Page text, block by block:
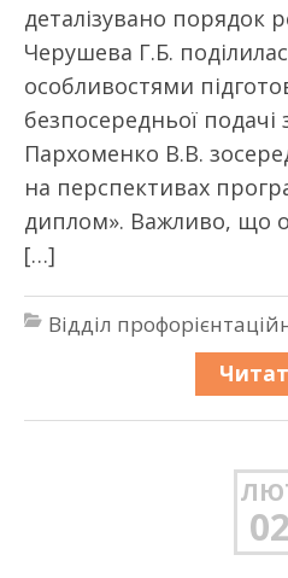
деталізувано порядок
Черушева Г.Б.
особливостями
безпосередньої
Пархоменко В.В.
на перспективах
диплом». Важливо, що
[…]
Відділ
02